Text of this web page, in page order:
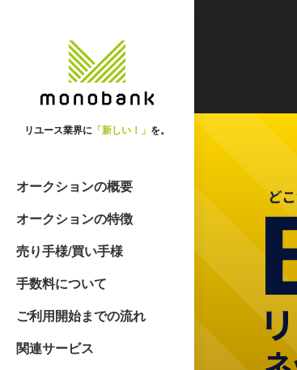
リユース業界に 「新しい！」 を。
オークションの概要
オークションの特徴
売り手様/買い手様
手数料について
ご利用開始までの流れ
関連サービス